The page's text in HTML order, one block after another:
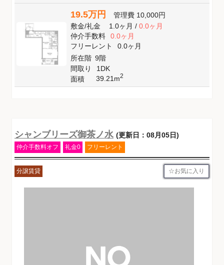
19.5万円 管理費 10,000円
敷金/礼金 1.0ヶ月/ 0.0ヶ月
仲介手数料
0.0ヶ月
フリーレント
0.0ヶ月
所在階 9階
間取り
1DK
面積
39.21m2
シャンブリーズ御茶ノ水 (更新日：08月05日)
仲介手数料オフ 礼金0 フリーレント
分譲賃貸 お気に入り